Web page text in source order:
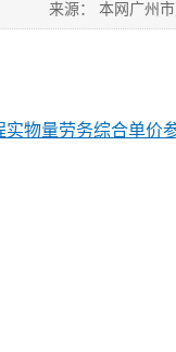
来源： 本网广州
物量劳务综合单价